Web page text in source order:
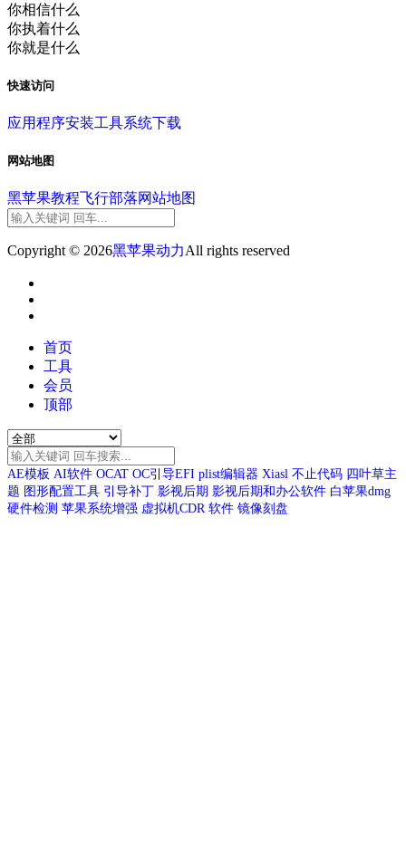
你相信什么
你执着什么
你就是什么
快速访问
应用程序安装工具系统下载
网站地图
黑苹果教程飞行部落网站地图
Copyright © 2026黑苹果动力All rights reserved
首页
工具
会员
顶部
AE模板 AI软件 OCAT OC引导EFI plist编辑器 Xiasl 不止代码 四叶草主
题 图形配置工具 引导补丁 影视后期 影视后期和办公软件 白苹果dmg
硬件检测 苹果系统增强 虚拟机CDR 软件 镜像刻盘